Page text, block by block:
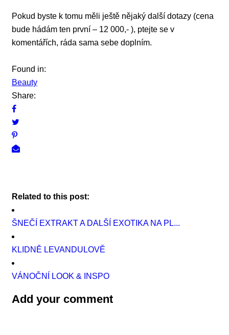
Pokud byste k tomu měli ještě nějaký další dotazy (cena
bude hádám ten první – 12 000,- ), ptejte se v
komentářích, ráda sama sebe doplním.
Found in:
Beauty
Share:
Related to this post:
ŠNEČÍ EXTRAKT A DALŠÍ EXOTIKA NA PL...
KLIDNĚ LEVANDULOVĚ
VÁNOČNÍ LOOK & INSPO
Add your comment